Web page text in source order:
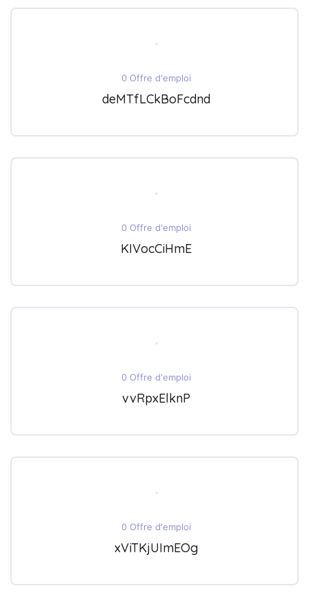
0 Offre d'emploi
deMTfLCkBoFcdnd
0 Offre d'emploi
KIVocCiHmE
0 Offre d'emploi
vvRpxElknP
0 Offre d'emploi
xViTKjUImEOg